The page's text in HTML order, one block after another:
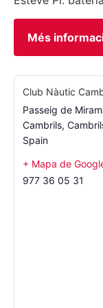
Més
Club Nàutic
Passeig de
Cambrils,
Spain
+ Mapa de
977 36 05 31